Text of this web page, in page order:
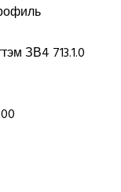
ЗВ4 713.1.0